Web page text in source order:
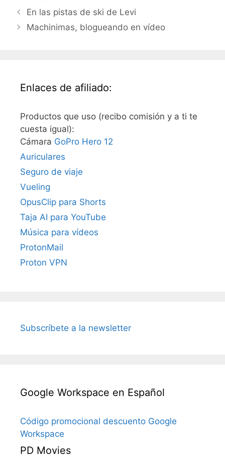
En las pistas de ski de Levi
Machinimas, blogueando en vídeo
Enlaces de afiliado:
Productos que uso (recibo comisión y a ti te
cuesta igual):
Cámara GoPro Hero 12
Auriculares
Seguro de viaje
Vueling
OpusClip para Shorts
Taja AI para YouTube
Música para vídeos
ProtonMail
Proton VPN
Subscríbete a la newsletter
Google Workspace en Español
Código promocional descuento Google
Workspace
PD Movies